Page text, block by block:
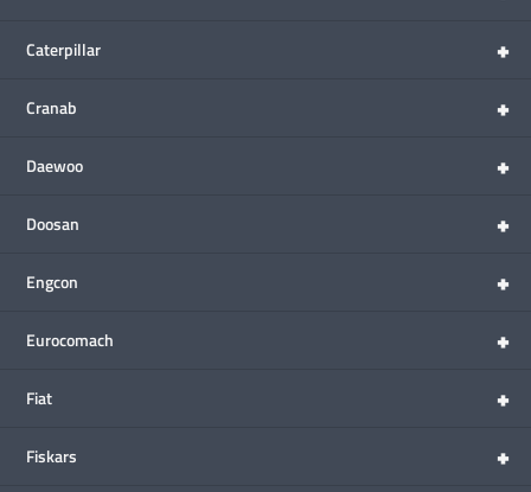
+
Caterpillar
+
Cranab
+
Daewoo
+
Doosan
+
Engcon
+
Eurocomach
+
Fiat
+
Fiskars